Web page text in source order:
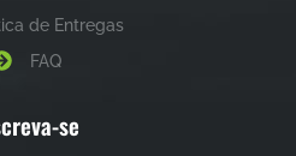
de Entregas
FAQ
se